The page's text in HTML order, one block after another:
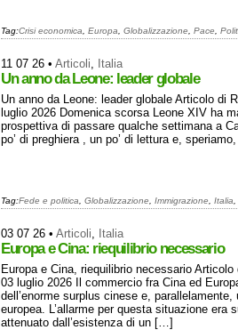
Tag:Crisi economica Europa Globalizzazione Pace
11 07 26 • Articoli, Italia
Un anno da Leone: leader globale
Un anno da Leone: leader globale Articolo di
luglio 2026 Domenica scorsa Leone XIV ha
prospettiva di passare qualche settimana a
po’ di preghiera , un po’ di lettura e,
Tag:Fede e politica Globalizzazione Immigrazione Italia
03 07 26 • Articoli, Italia
Europa e Cina: riequilibrio necessario
Europa e Cina, riequilibrio necessario
03 luglio 2026 Il commercio fra Cina ed
dell’enorme surplus cinese e,
europea. L’allarme per questa situazione era
attenuato dall’esistenza di un […]